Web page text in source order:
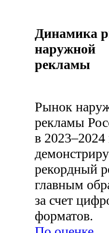
Динамика
наружной
рекламы
Рынок
рекламы
в 2023–2024
рекордный
главным
за счет
форматов.